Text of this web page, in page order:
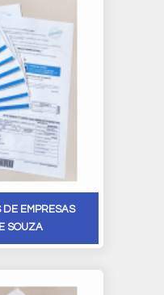
DE EMPRESAS
SOUZA